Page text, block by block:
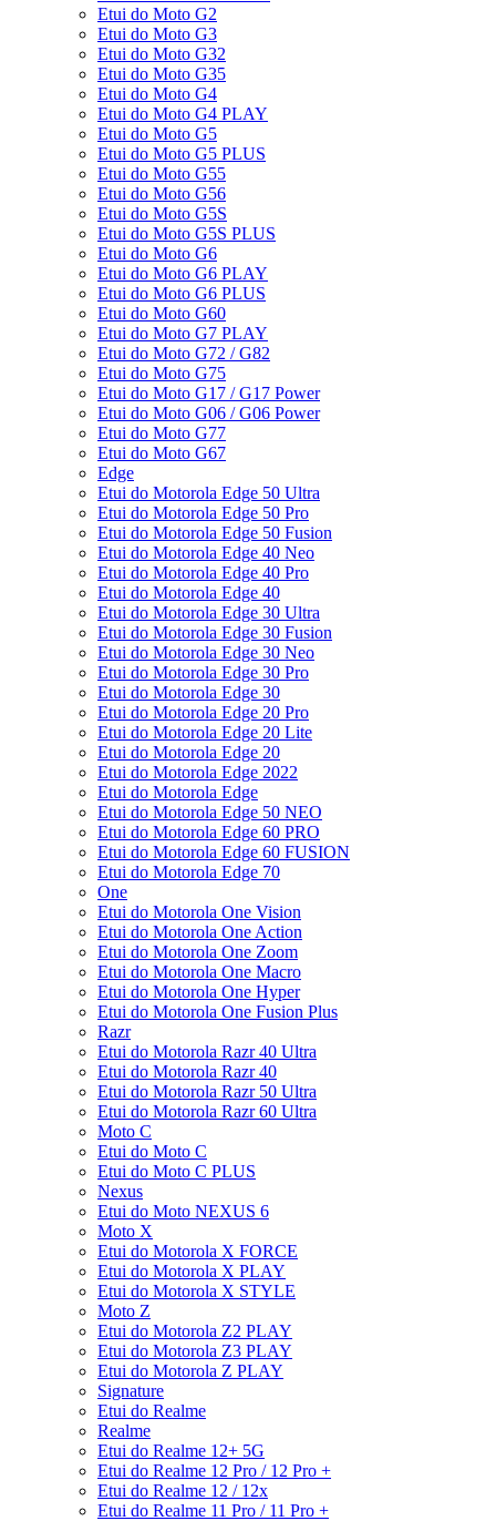
Etui do Moto G2
Etui do Moto G3
Etui do Moto G32
Etui do Moto G35
Etui do Moto G4
Etui do Moto G4 PLAY
Etui do Moto G5
Etui do Moto G5 PLUS
Etui do Moto G55
Etui do Moto G56
Etui do Moto G5S
Etui do Moto G5S PLUS
Etui do Moto G6
Etui do Moto G6 PLAY
Etui do Moto G6 PLUS
Etui do Moto G60
Etui do Moto G7 PLAY
Etui do Moto G72 / G82
Etui do Moto G75
Etui do Moto G17 / G17 Power
Etui do Moto G06 / G06 Power
Etui do Moto G77
Etui do Moto G67
Edge
Etui do Motorola Edge 50 Ultra
Etui do Motorola Edge 50 Pro
Etui do Motorola Edge 50 Fusion
Etui do Motorola Edge 40 Neo
Etui do Motorola Edge 40 Pro
Etui do Motorola Edge 40
Etui do Motorola Edge 30 Ultra
Etui do Motorola Edge 30 Fusion
Etui do Motorola Edge 30 Neo
Etui do Motorola Edge 30 Pro
Etui do Motorola Edge 30
Etui do Motorola Edge 20 Pro
Etui do Motorola Edge 20 Lite
Etui do Motorola Edge 20
Etui do Motorola Edge 2022
Etui do Motorola Edge
Etui do Motorola Edge 50 NEO
Etui do Motorola Edge 60 PRO
Etui do Motorola Edge 60 FUSION
Etui do Motorola Edge 70
One
Etui do Motorola One Vision
Etui do Motorola One Action
Etui do Motorola One Zoom
Etui do Motorola One Macro
Etui do Motorola One Hyper
Etui do Motorola One Fusion Plus
Razr
Etui do Motorola Razr 40 Ultra
Etui do Motorola Razr 40
Etui do Motorola Razr 50 Ultra
Etui do Motorola Razr 60 Ultra
Moto C
Etui do Moto C
Etui do Moto C PLUS
Nexus
Etui do Moto NEXUS 6
Moto X
Etui do Motorola X FORCE
Etui do Motorola X PLAY
Etui do Motorola X STYLE
Moto Z
Etui do Motorola Z2 PLAY
Etui do Motorola Z3 PLAY
Etui do Motorola Z PLAY
Signature
Etui do Realme
Realme
Etui do Realme 12+ 5G
Etui do Realme 12 Pro / 12 Pro +
Etui do Realme 12 / 12x
Etui do Realme 11 Pro / 11 Pro +